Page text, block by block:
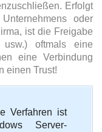
Erfolgt
oder
ist die Freigabe
usw.) oftmals eine
eine Verbindung
einen Trust!
Verfahren ist
Server-